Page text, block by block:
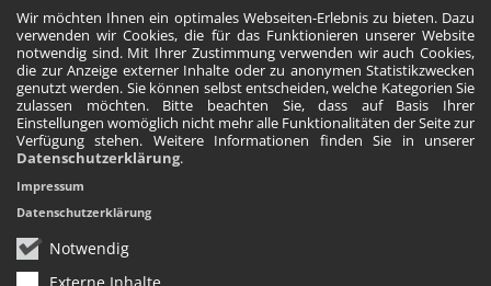
Wir möchten Ihnen ein optimales Webseiten-Erlebnis zu bieten. Dazu
verwenden wir Cookies, die für das Funktionieren unserer Website
notwendig sind. Mit Ihrer Zustimmung verwenden wir auch Cookies,
die zur Anzeige externer Inhalte oder zu anonymen Statistikzwecken
genutzt werden. Sie können selbst entscheiden, welche Kategorien Sie
zulassen möchten. Bitte beachten Sie, dass auf Basis Ihrer
Einstellungen womöglich nicht mehr alle Funktionalitäten der Seite zur
Verfügung stehen. Weitere Informationen finden Sie in unserer
Datenschutzerklärung.
Notwendig
Externe Inhalte
Impressum
Datenschutzerklärung